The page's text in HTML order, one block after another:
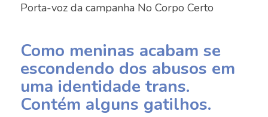
Porta-voz da campanha No Corpo Certo
Como meninas acabam se
escondendo dos abusos em
uma identidade trans.
Contém alguns gatilhos.